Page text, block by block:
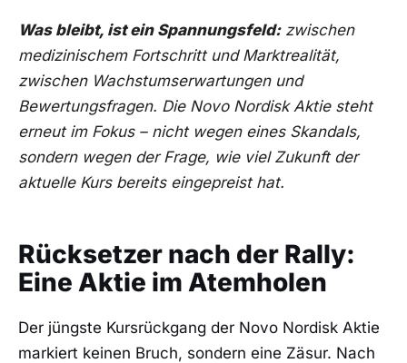
Was bleibt, ist ein Spannungsfeld:zwischen
medizinischem Fortschritt und Marktrealität,
zwischen Wachstumserwartungen und
Bewertungsfragen. Die Novo Nordisk Aktie steht
erneut im Fokus – nicht wegen eines Skandals,
sondern wegen der Frage, wie viel Zukunft der
aktuelle Kurs bereits eingepreist hat.
Rücksetzer nach der Rally:
Eine Aktie im Atemholen
Der jüngste Kursrückgang der Novo Nordisk Aktie
markiert keinen Bruch, sondern eine Zäsur. Nach